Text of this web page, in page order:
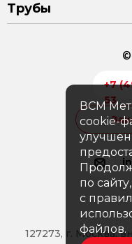
Трубы
©
+7
53
127273, г. Москва,
ВСМ
cookie-
по
с
файлов.